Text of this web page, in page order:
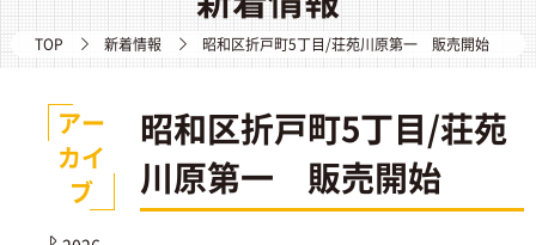
TOP 新着情報 昭和区折戸町5丁目/荘苑川原第一 販売開始
昭和区折戸町5丁目/荘苑
川原第一 販売開始
アー
カイ
ブ